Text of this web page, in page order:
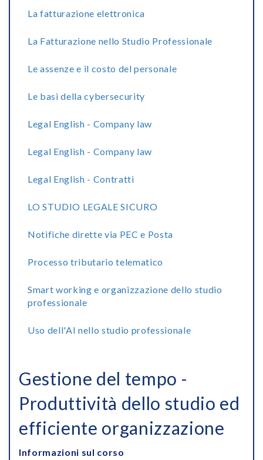
La fatturazione elettronica
La Fatturazione nello Studio Professionale
Le assenze e il costo del personale
Le basi della cybersecurity
Legal English - Company law
Legal English - Company law
Legal English - Contratti
LO STUDIO LEGALE SICURO
Notifiche dirette via PEC e Posta
Processo tributario telematico
Smart working e organizzazione dello studio
professionale
Uso dell'AI nello studio professionale
Gestione del tempo -
Produttività dello studio ed
efficiente organizzazione
Informazioni sul corso